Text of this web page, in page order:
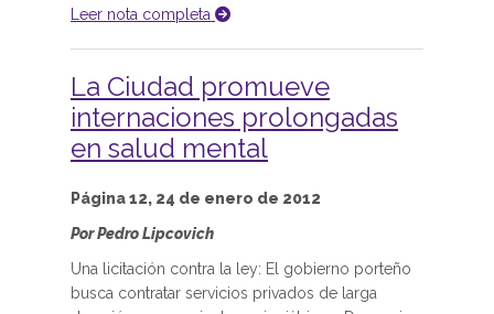
Leer nota completa
La Ciudad promueve
internaciones prolongadas
en salud mental
Página 12, 24 de enero de 2012
Por Pedro Lipcovich
Una licitación contra la ley: El gobierno porteño
busca contratar servicios privados de larga